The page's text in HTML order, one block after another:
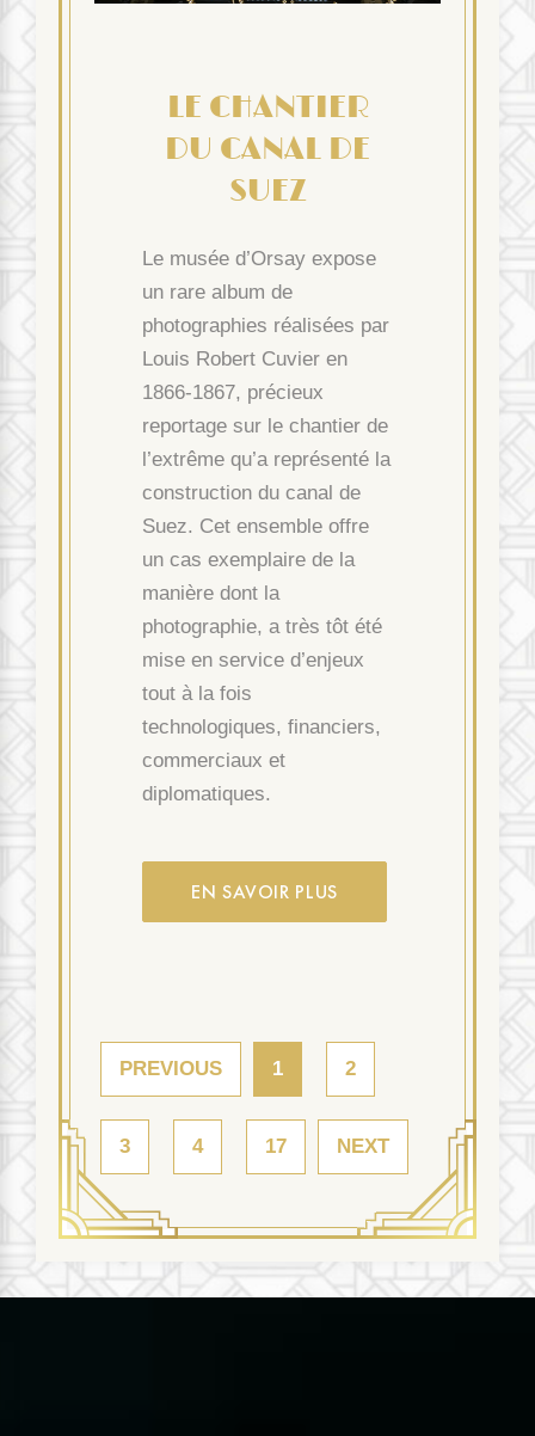
LE CHANTIER
DU CANAL DE
SUEZ
Le musée d’Orsay expose
un rare album de
photographies réalisées par
Louis Robert Cuvier en
1866-1867, précieux
reportage sur le chantier de
l’extrême qu’a représenté la
construction du canal de
Suez. Cet ensemble offre
un cas exemplaire de la
manière dont la
photographie, a très tôt été
mise en service d’enjeux
tout à la fois
technologiques, financiers,
commerciaux et
diplomatiques.
EN SAVOIR PLUS
PREVIOUS 1 2
3 4 17 NEXT